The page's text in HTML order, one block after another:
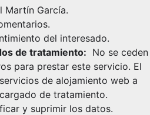
Martín García.
del interesado.
de tratamiento: No se
para prestar este servicio. El
de alojamiento web a
de tratamiento.
y suprimir los datos.